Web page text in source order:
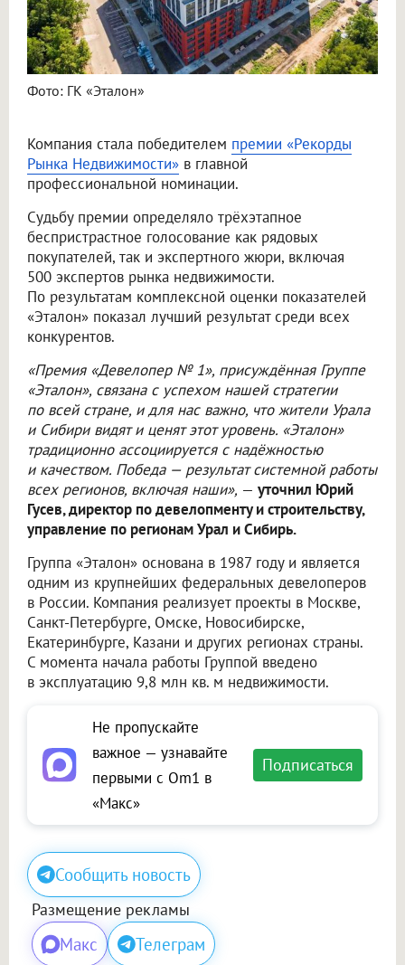
Фото: ГК «Эталон»
Компания стала победителем премии «Рекорды
Рынка Недвижимости» в главной
профессиональной номинации.
Судьбу премии определяло трёхэтапное
беспристрастное голосование как рядовых
покупателей, так и экспертного жюри, включая
500 экспертов рынка недвижимости.
По результатам комплексной оценки показателей
«Эталон» показал лучший результат среди всех
конкурентов.
«Премия «Девелопер № 1», присуждённая Группе
«Эталон», связана с успехом нашей стратегии
по всей стране, и для нас важно, что жители Урала
и Сибири видят и ценят этот уровень. «Эталон»
традиционно ассоциируется с надёжностью
и качеством. Победа — результат системной работы
всех регионов, включая наши», — уточнил Юрий
Гусев, директор по девелопменту и строительству,
управление по регионам Урал и Сибирь.
Группа «Эталон» основана в 1987 году и является
одним из крупнейших федеральных девелоперов
в России. Компания реализует проекты в Москве,
Санкт-Петербурге, Омске, Новосибирске,
Екатеринбурге, Казани и других регионах страны.
С момента начала работы Группой введено
в эксплуатацию 9,8 млн кв. м недвижимости.
Не пропускайте
важное — узнавайте
первыми с Om1 в
«Макс»
Подписаться
Сообщить новость
Размещение рекламы
Макс Телеграм